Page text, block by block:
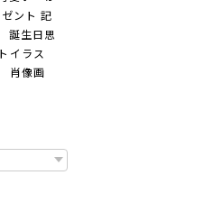
ント 記
生日思
ラス
肖像画